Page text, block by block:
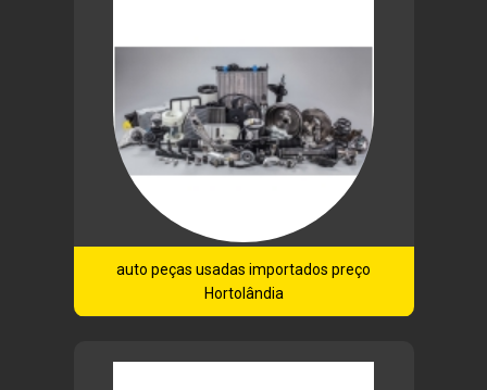
auto peças usadas importados preço
Hortolândia